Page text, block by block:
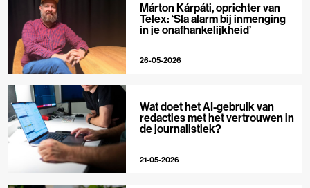
Márton Kárpáti, oprichter van
Telex: ‘Sla alarm bij inmenging
in je onafhankelijkheid’
26-05-2026
Wat doet het AI-gebruik van
redacties met het vertrouwen in
de journalistiek?
21-05-2026